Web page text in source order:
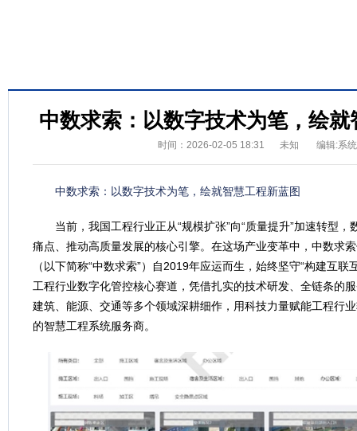
中数求索：以数字技术为笔，绘
时间：2026-02-05 18:31 未知 编辑:系
中数求索：以数字技术为笔，绘就智慧工程新蓝图
当前，我国工程行业正从“规模扩张”向“质量提升”加速转型
痛点、推动高质量发展的核心引擎。在这场产业变革中，中数求
（以下简称“中数求索”）自2019年应运而生，始终坚守“构建互联
工程行业数字化管控核心赛道，凭借扎实的技术研发、全链条的
建筑、能源、交通等多个领域深耕细作，用科技力量赋能工程行
的智慧工程系统服务商。